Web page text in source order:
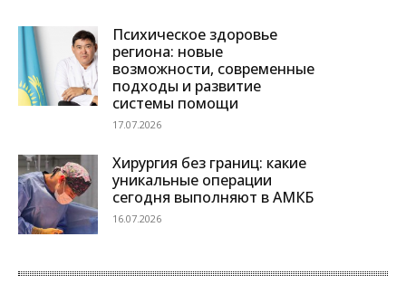
Психическое здоровье
региона: новые
возможности, современные
подходы и развитие
системы помощи
17.07.2026
Хирургия без границ: какие
уникальные операции
сегодня выполняют в АМКБ
16.07.2026